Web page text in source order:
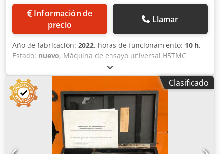
Información de
precio
Llamar
Año de fabricación: 2022, horas de funcionamiento: 10 h,
Estado: nuevo, Máquina de ensayo universal H5TMC
Diseño mecánico: conforme a la norma DIN EN ISO 7500-1)
2 husillos de bolas sin juego, accionamiento mediante
servomotor de CA, Fmáx. = 5 kN, rigidez 10 kN/mm 1
espacio de trabajo hasta la carga nominal: Ancho del
espacio de trabajo: 420 mm (opciones de ampliación: +190
mm / +330 mm / +620 mm) Carrera máxima de ensayo sin
herramientas de ensayo, adaptadores y CMZ: 1025 mm
(opciones de extensión: +250 mm / +500 mm) Opcional:
conversión a modelo de sobremesa, requiere un módulo
Clasificado